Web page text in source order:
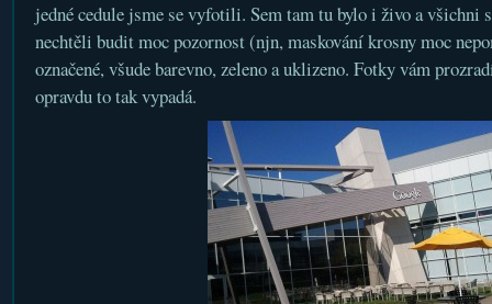
jedné cedule jsme se vyfotili. Sem tam tu bylo i živo a všichni
nechtěli budit moc pozornost (njn, maskování krosny moc
označené, všude barevno, zeleno a uklizeno. Fotky vám
opravdu to tak vypadá.